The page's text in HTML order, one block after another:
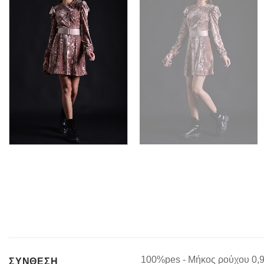
ΣΥΝΘΕΣΗ 100%pes - Μήκος ρούχου